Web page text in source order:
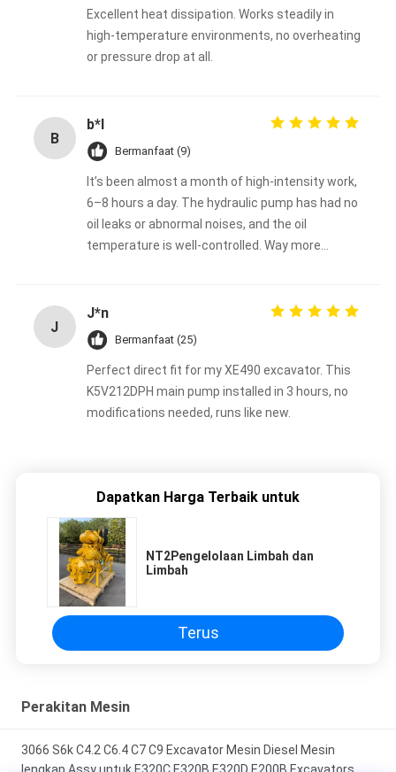
Excellent heat dissipation. Works steadily in
high-temperature environments, no overheating
or pressure drop at all.
B
b*l
Bermanfaat (9)
It’s been almost a month of high-intensity work,
6–8 hours a day. The hydraulic pump has had no
oil leaks or abnormal noises, and the oil
temperature is well-controlled. Way more
J
J*n
Bermanfaat (25)
Perfect direct fit for my XE490 excavator. This
K5V212DPH main pump installed in 3 hours, no
modifications needed, runs like new.
Dapatkan Harga Terbaik untuk
NT2Pengelolaan Limbah dan
Limbah
Terus
Perakitan Mesin
3066 S6k C4.2 C6.4 C7 C9 Excavator Mesin Diesel Mesin